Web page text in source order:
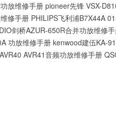
放维修手册 pioneer先锋 VSX-
修手册 PHILIPS飞利浦B7X44A
剑桥AZUR-650R合并功放维修
功放维修手册kenwood建伍KA-
AVR41音频功放维修手册